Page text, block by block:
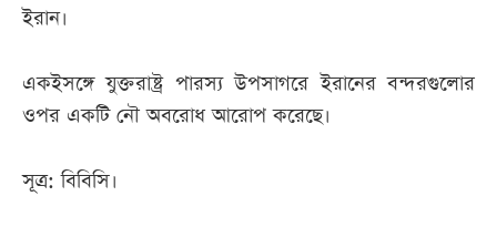
ইরান।
একইসঙ্গে যুক্তরাষ্ট্র পারস্য উপসাগরে ইরানের বন্দরগুলোর
ওপর একটি নৌ অবরোধ আরোপ করেছে।
সূত্র: বিবিসি।